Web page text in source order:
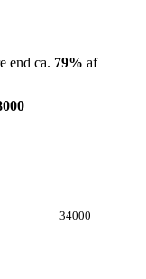
end ca. 79% af
34000